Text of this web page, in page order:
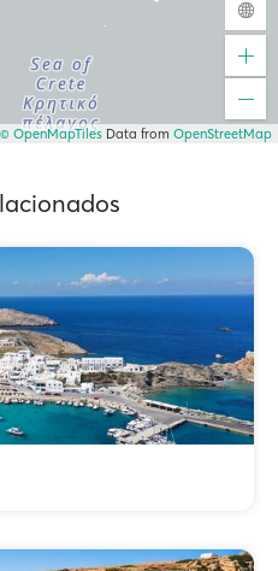
© OpenMapTiles Data from OpenStreetMap